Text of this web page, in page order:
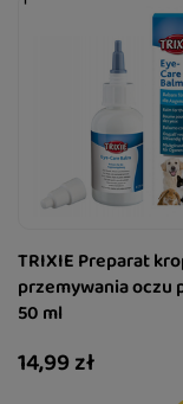
TRIXIE Preparat
przemywania oczu
50 ml
14,99 zł